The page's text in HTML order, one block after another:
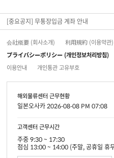
[중요공지] 무통장입금 계좌 안내
会社概要 (회사소개) 利用規約 (이용약관)
プライバシーポリシー (개인정보처리방침)
이용안내
개인통관 고유부호
해외물류센터 근무현황
일본오사카 2026-08-08 PM 07:08
고객센터 근무시간
주중 9:30 ~ 17:30
점심 13:00 ~ 14:00 (주말, 공휴일 휴